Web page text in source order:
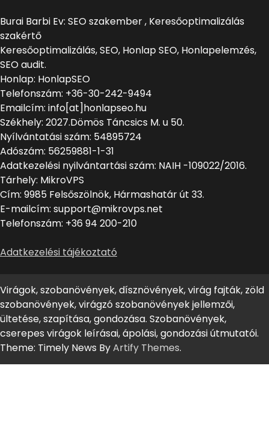
Burai Barbi Ev: SEO szakember , Keresőoptimalizálás
szakértő
Keresőoptimalizálás, SEO, Honlap SEO, Honlapelemzés,
SEO audit.
Honlap: HonlapSEO
Telefonszám: +36-30-242-9494
Emailcím: info[at]honlapseo.hu
Székhely: 2027.Dömös Táncsics M. u 50.
Nyílvántatási szám: 54895724
Adószám: 56259881-1-31
Adatkezelési nyilvántartási szám: NAIH -109022/2016.
Tárhely: MikroVPS
Cím: 9985 Felsőszölnök, Hármashatár út 33.
E-mailcím: support@mikrovps.net
Telefonszám: +36 94 200-210
Adatkezelési tájékoztató
Virágok, szobanövények, dísznövények, virág fajták, zöld
szobanövények, virágzó szobanövények jellemzői,
ültetése, szapítása, gondozása. Szobanövények,
cserepes virágok leírásai, ápolási, gondozási útmutatói.
Theme: Timely News ByArtify Themes.